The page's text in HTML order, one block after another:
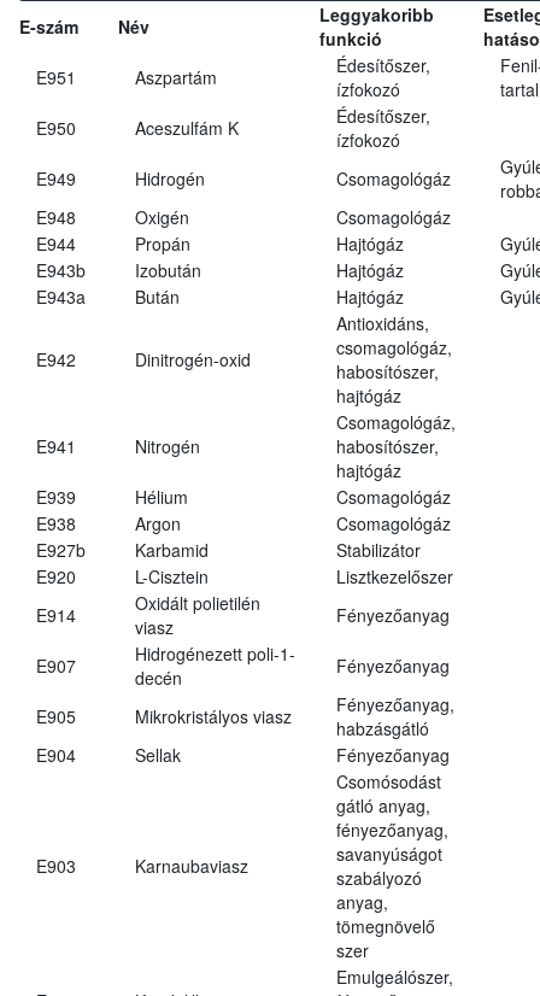
E-szám Név
Leggyakoribb
funkció
E951
Aszpartám
Édesítőszer,
ízfokozó
E950
Aceszulfám K
Édesítőszer,
ízfokozó
E949
Hidrogén Csomagológáz
E948
Oxigén
Csomagológáz
E944
Propán Hajtógáz
E943b
Izobután Hajtógáz
E943a
Bután Hajtógáz
E942 Dinitrogén-oxid
Antioxidáns,
csomagológáz,
habosítószer,
hajtógáz
E941 Nitrogén
Csomagológáz,
habosítószer,
hajtógáz
E939
Hélium
Csomagológáz
E938
Argon
Csomagológáz
E927b
Karbamid
Stabilizátor
E920
L-Cisztein
Lisztkezelőszer
E914
Oxidált polietilén
viasz
Fényezőanyag
E907
Hidrogénezett poli-1-
decén
Fényezőanyag
E905 Mikrokristályos viasz
Fényezőanyag,
habzásgátló
E904
Sellak Fényezőanyag
E903 Karnaubaviasz
Csomósodást
gátló anyag,
fényezőanyag,
savanyúságot
szabályozó
anyag,
tömegnövelő
szer
Emulgeálószer,